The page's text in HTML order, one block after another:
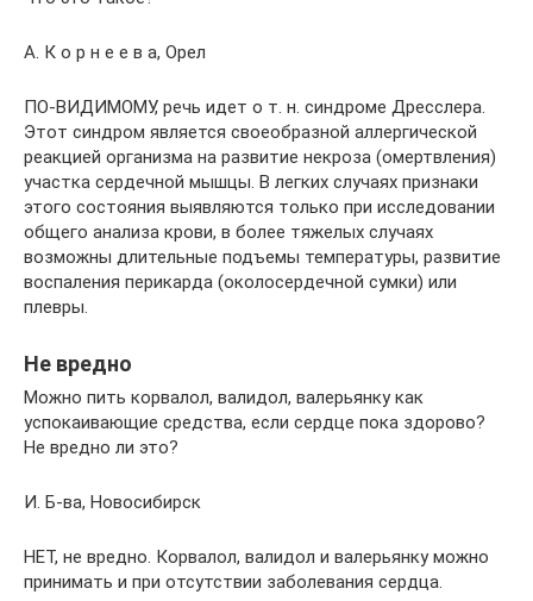
А. К о р н е е в а, Орел
ПО-ВИДИМОМУ, речь идет о т. н. синдроме Дресслера.
Этот синдром является своеобразной аллергической
реакцией организма на развитие некроза (омертвления)
участка сердечной мышцы. В легких случаях признаки
этого состояния выявляются только при исследовании
общего анализа крови, в более тяжелых случаях
возможны длительные подъемы температуры, развитие
воспаления перикарда (околосердечной сумки) или
плевры.
Не вредно
Можно пить корвалол, валидол, валерьянку как
успокаивающие средства, если сердце пока здорово?
Не вредно ли это?
И. Б-ва, Новосибирск
НЕТ, не вредно. Корвалол, валидол и валерьянку можно
принимать и при отсутствии заболевания сердца.